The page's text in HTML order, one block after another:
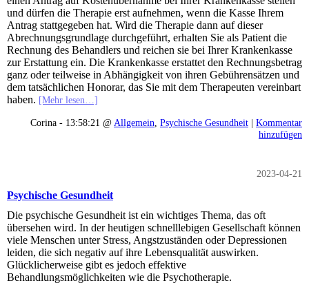
und dürfen die Therapie erst aufnehmen, wenn die Kasse Ihrem
Antrag stattgegeben hat. Wird die Therapie dann auf dieser
Abrechnungsgrundlage durchgeführt, erhalten Sie als Patient die
Rechnung des Behandlers und reichen sie bei Ihrer Krankenkasse
zur Erstattung ein. Die Krankenkasse erstattet den Rechnungsbetrag
ganz oder teilweise in Abhängigkeit von ihren Gebührensätzen und
dem tatsächlichen Honorar, das Sie mit dem Therapeuten vereinbart
haben. [Mehr lesen…]
Corina - 13:58:21 @ Allgemein Psychische Gesundheit | Kommentar
hinzufügen
2023-04-21
Psychische Gesundheit
Die psychische Gesundheit ist ein wichtiges Thema, das oft
übersehen wird. In der heutigen schnelllebigen Gesellschaft können
viele Menschen unter Stress, Angstzuständen oder Depressionen
leiden, die sich negativ auf ihre Lebensqualität auswirken.
Glücklicherweise gibt es jedoch effektive
Behandlungsmöglichkeiten wie die Psychotherapie.